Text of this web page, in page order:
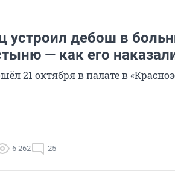
устроил дебош в
— как его
21 октября в палате в
6 262 25